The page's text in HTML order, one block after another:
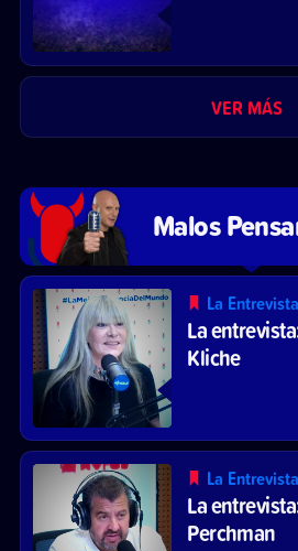
VER MÁS
Malos
La Entrevista
La
Kliche
La Entrevista
La
Perchman